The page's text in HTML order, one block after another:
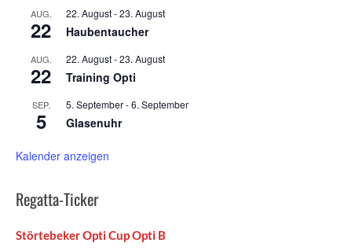
AUG.
22
22. August-23. August
Haubentaucher
AUG.
22
22. August-23. August
Training Opti
SEP.
5
5. September-6. September
Glasenuhr
Kalender anzeigen
Regatta-Ticker
Störtebeker Opti Cup Opti B